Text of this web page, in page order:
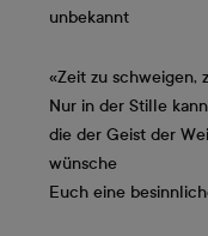
unbekannt
«Zeit zu schweigen,
Nur in der Stille
die der Geist der
wünsche
Euch eine